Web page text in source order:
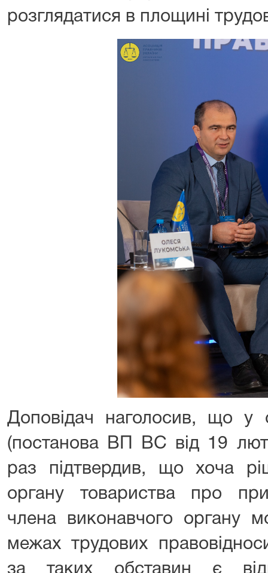
розглядатися в площині
Доповідач наголосив, що
(постанова ВП ВС від 19
раз підтвердив, що хоча
органу товариства про
члена виконавчого органу
межах трудових
за таких обставин є